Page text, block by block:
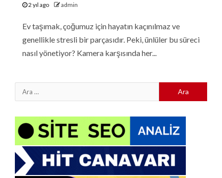
2 yıl ago admin
Ev taşımak, çoğumuz için hayatın kaçınılmaz ve
genellikle stresli bir parçasıdır. Peki, ünlüler bu süreci
nasıl yönetiyor? Kamera karşısında her...
Arama: